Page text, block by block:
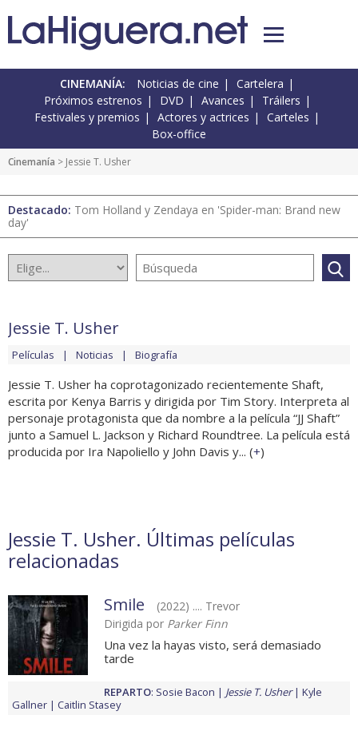
CINEMANÍA: Noticias de cine
Cartelera
Próximos estrenos
DVD Avances
Tráilers
Festivales y premios
Actores y actrices
Carteles
Box-office
Cinemanía > Jessie T. Usher
Destacado: Tom Holland y Zendaya en 'Spider-man: Brand new
day'
Jessie T. Usher
Películas Noticias Biografía
Jessie T. Usher ha coprotagonizado recientemente Shaft,
escrita por Kenya Barris y dirigida por Tim Story. Interpreta al
personaje protagonista que da nombre a la película “JJ Shaft”
junto a Samuel L. Jackson y Richard Roundtree. La película está
producida por Ira Napoliello y John Davis y... (+)
Jessie T. Usher. Últimas películas
relacionadas
Smile
(2022) .... Trevor
Dirigida por Parker Finn
Una vez la hayas visto, será demasiado
tarde
REPARTO: Sosie Bacon Jessie T. Usher
Kyle
Gallner
Caitlin Stasey